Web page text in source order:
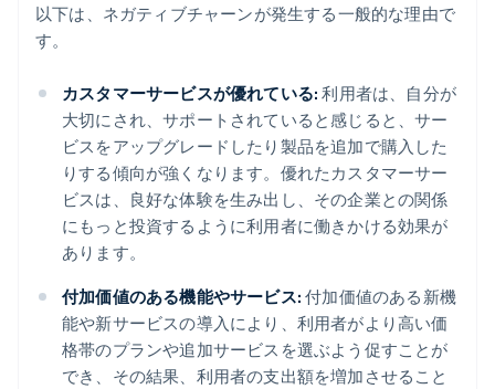
以下は、ネガティブチャーンが発生する一般的な理由で
す。
カスタマーサービスが優れている: 利用者は、自分が
大切にされ、サポートされていると感じると、サー
ビスをアップグレードしたり製品を追加で購入した
りする傾向が強くなります。優れたカスタマーサー
ビスは、良好な体験を生み出し、その企業との関係
にもっと投資するように利用者に働きかける効果が
あります。
付加価値のある機能やサービス: 付加価値のある新機
能や新サービスの導入により、利用者がより高い価
格帯のプランや追加サービスを選ぶよう促すことが
でき、その結果、利用者の支出額を増加させること